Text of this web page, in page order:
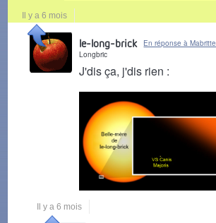
Il y a 6 mois
le-long-brick
En réponse à Mabritte
Longbric
J'dis ça, j'dis rien :
Il y a 6 mois